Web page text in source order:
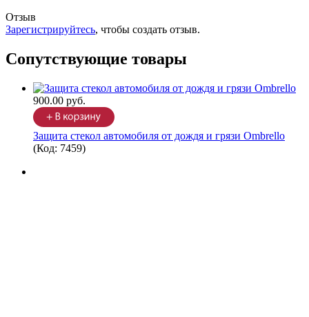
Отзыв
Зарегистрируйтесь, чтобы создать отзыв.
Сопутствующие товары
900.00 руб.
Защита стекол автомобиля от дождя и грязи Ombrello
(Код: 7459)